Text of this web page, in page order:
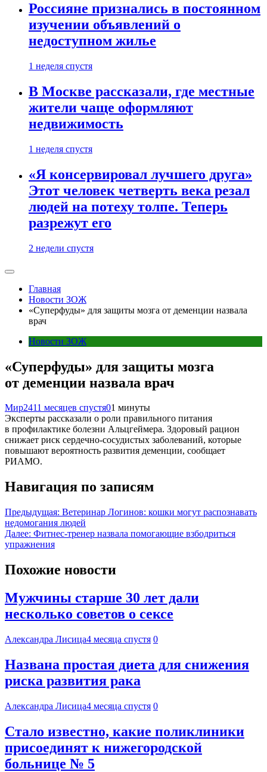
Россияне признались в постоянном
изучении объявлений о
недоступном жилье
1 неделя спустя
В Москве рассказали, где местные
жители чаще оформляют
недвижимость
1 неделя спустя
«Я консервировал лучшего друга»
Этот человек четверть века резал
людей на потеху толпе. Теперь
разрежут его
2 недели спустя
Главная
Новости ЗОЖ
«Суперфуды» для защиты мозга от деменции назвала
врач
Новости ЗОЖ
«Суперфуды» для защиты мозга
от деменции назвала врач
Мир2411 месяцев спустя01 минуты
Эксперты рассказали о роли правильного питания
в профилактике болезни Альцгеймера. Здоровый рацион
снижает риск сердечно-сосудистых заболеваний, которые
повышают вероятность развития деменции, сообщает
РИАМО.
Навигация по записям
Предыдущая: Ветеринар Логинов: кошки могут распознавать
недомогания людей
Далее: Фитнес-тренер назвала помогающие взбодриться
упражнения
Похожие новости
Мужчины старше 30 лет дали
несколько советов о сексе
Александра Лисица4 месяца спустя 0
Названа простая диета для снижения
риска развития рака
Александра Лисица4 месяца спустя 0
Стало известно, какие поликлиники
присоединят к нижегородской
больнице № 5